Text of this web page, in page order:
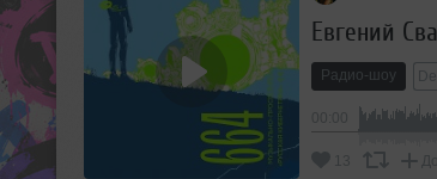
Радио-шоу
13